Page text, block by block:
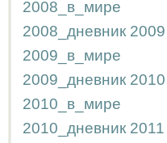
2008_в_мире
2008_дневник 2009
2009_в_мире
2009_дневник 2010
2010_в_мире
2010_дневник 2011